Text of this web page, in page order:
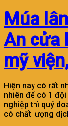
Múa
An cửa
mỹ
Hiện nay có rất
nhiên để có 1
nghiệp thì quý
có chất lượng